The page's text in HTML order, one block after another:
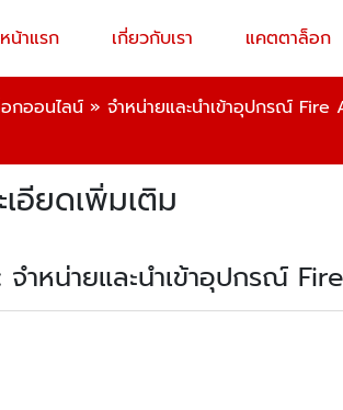
หน้าแรก เกี่ยวกับเรา แคตตาล็อก
กออนไลน์ » จำหน่ายและนำเข้าอุปกรณ์ Fire
อียดเพิ่มเติม
ำหน่ายและนำเข้าอุปกรณ์